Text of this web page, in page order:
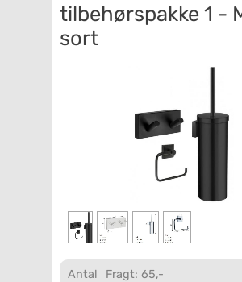
tilbehørspakke 1 -
sort
Antal Fragt: 65,-